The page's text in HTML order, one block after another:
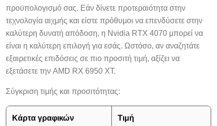
προϋπολογισμό σας. Εάν δίνετε προτεραιότητα στην
τεχνολογία αιχμής και είστε πρόθυμοι να επενδύσετε στην
καλύτερη δυνατή απόδοση, η Nvidia RTX 4070 μπορεί να
είναι η καλύτερη επιλογή για εσάς. Ωστόσο, αν αναζητάτε
εξαιρετικές επιδόσεις σε πιο προσιτή τιμή, αξίζει να
εξετάσετε την AMD RX 6950 XT.
Σύγκριση τιμής και προσιτότητας:
Κάρτα γραφικών Τιμή